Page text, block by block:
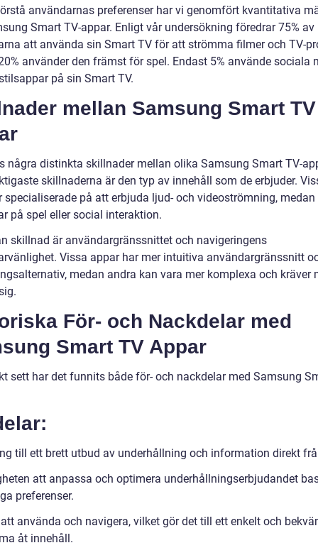
användarnas preferenser har vi genomfört kvantitativa
Smart TV-appar. Enligt vår undersökning föredrar 75% av
att använda sin Smart TV för att strömma filmer och TV-
använder den främst för spel. Endast 5% använde sociala
på sin Smart TV.
mellan Samsung Smart TV
några distinkta skillnader mellan olika Samsung Smart TV-
skillnaderna är den typ av innehåll som de erbjuder.
specialiserade på att erbjuda ljud- och videoströmning, medan
på spel eller social interaktion.
skillnad är användargränssnittet och navigeringens
Vissa appar har mer intuitiva användargränssnitt
medan andra kan vara mer komplexa och kräver
För- och Nackdelar med
Smart TV Appar
sett har det funnits både för- och nackdelar med Samsung
till ett brett utbud av underhållning och information direkt
att anpassa och optimera underhållningserbjudandet
preferenser.
använda och navigera, vilket gör det till ett enkelt och
åt innehåll.